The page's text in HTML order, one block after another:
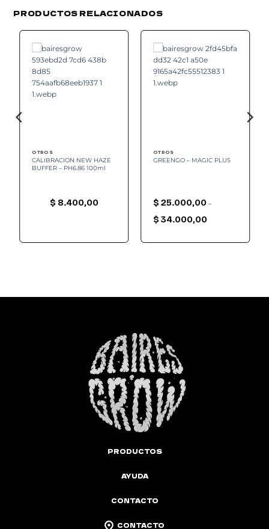
PRODUCTOS RELACIONADOS
OTROS
CALIBRACION NEW HAZE
BUFFER – PH6.86 100ml
$8.400,00
Add to
wishlist
OTROS
GREENGO – MAGIC PLUS
$25.000,00 –
$34.000,00de
precios:
hasta
PRODUCTOS
AYUDA
CONTACTO
CONTACTO